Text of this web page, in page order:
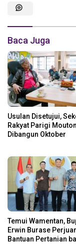
Baca Juga
Usulan Disetujui,
Rakyat Parigi
Dibangun Oktober
Temui Wamentan,
Erwin Burase
Bantuan Pertanian